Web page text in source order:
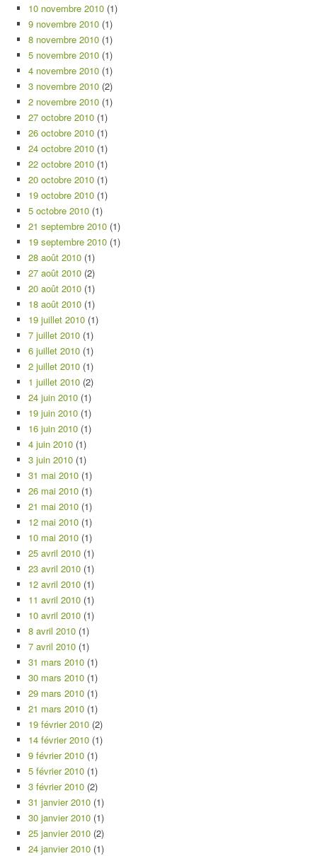
10 novembre 2010 (1)
9 novembre 2010 (1)
8 novembre 2010 (1)
5 novembre 2010 (1)
4 novembre 2010 (1)
3 novembre 2010 (2)
2 novembre 2010 (1)
27 octobre 2010 (1)
26 octobre 2010 (1)
24 octobre 2010 (1)
22 octobre 2010 (1)
20 octobre 2010 (1)
19 octobre 2010 (1)
5 octobre 2010 (1)
21 septembre 2010 (1)
19 septembre 2010 (1)
28 août 2010 (1)
27 août 2010 (2)
20 août 2010 (1)
18 août 2010 (1)
19 juillet 2010 (1)
7 juillet 2010 (1)
6 juillet 2010 (1)
2 juillet 2010 (1)
1 juillet 2010 (2)
24 juin 2010 (1)
19 juin 2010 (1)
16 juin 2010 (1)
4 juin 2010 (1)
3 juin 2010 (1)
31 mai 2010 (1)
26 mai 2010 (1)
21 mai 2010 (1)
12 mai 2010 (1)
10 mai 2010 (1)
25 avril 2010 (1)
23 avril 2010 (1)
12 avril 2010 (1)
11 avril 2010 (1)
10 avril 2010 (1)
8 avril 2010 (1)
7 avril 2010 (1)
31 mars 2010 (1)
30 mars 2010 (1)
29 mars 2010 (1)
21 mars 2010 (1)
19 février 2010 (2)
14 février 2010 (1)
9 février 2010 (1)
5 février 2010 (1)
3 février 2010 (2)
31 janvier 2010 (1)
30 janvier 2010 (1)
25 janvier 2010 (2)
24 janvier 2010 (1)